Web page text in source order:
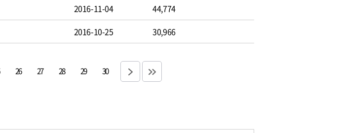
2016-11-04
44,774
2016-10-25 30,966
26 27 28 29 30